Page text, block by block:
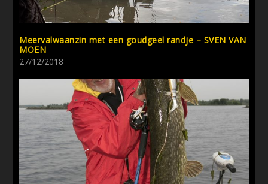
Meervalwaanzin met een goudgeel randje – SVEN VAN
MOEN
27/12/2018